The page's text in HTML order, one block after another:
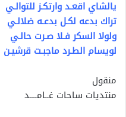
يالشاي اقعـد وارتكـز للتوالـي
تراك بدعه لكـل بدعـه ضلالـي
ولولا السكر فـلا صـرت حالـي
لويسام الطـرد ماجبـت قرشيـن
منقول
منتديات ساحات غــامــــد